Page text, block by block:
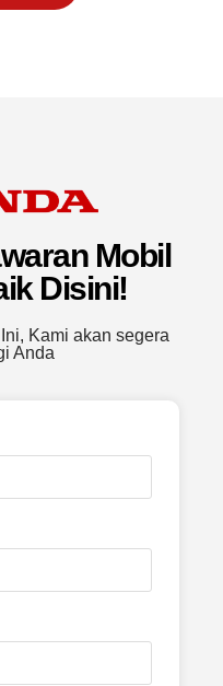
Mobil
Disini!
Kami akan segera
Anda